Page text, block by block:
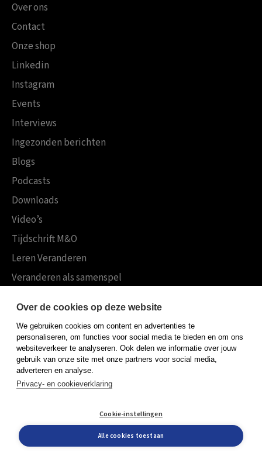
Over ons
Contact
Onze shop
Linkedin
Instagram
Events
Interviews
Ingezonden berichten
Blogs
Podcasts
Downloads
Video’s
Tijdschrift M&O
Leren Veranderen
Veranderen als samenspel
Koninklijke Boom uitgevers
Boom Psychologie
Boom Hoger Onderwijs
Privacy policy
Cookieverklaring
© Boom uitgevers 2026
Over de cookies op deze website
We gebruiken cookies om content en advertenties te
personaliseren, om functies voor social media te bieden en om ons
websiteverkeer te analyseren. Ook delen we informatie over jouw
gebruik van onze site met onze partners voor social media,
adverteren en analyse.
Privacy- en cookieverklaring
Cookie-instellingen
Alle cookies toestaan